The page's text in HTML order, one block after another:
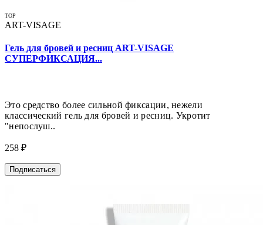
TOP
ART-VISAGE
Гель для бровей и ресниц ART-VISAGE
СУПЕРФИКСАЦИЯ...
Это средство более сильной фиксации, нежели
классический гель для бровей и ресниц. Укротит
"непослуш..
258 ₽
Подписаться